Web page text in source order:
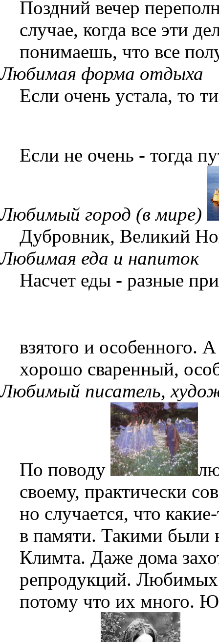
Поздний вечер
случае, когда все эти
понимаешь, что все
Любимая форма отдыха
Если очень устала, то
Если не очень - тогда
Любимый город (в мире)
Дубровник, Великий
Любимая еда и напиток
Насчет еды - разные
взятого и особенного.
хорошо сваренный,
Любимый писатель,
По поводу
своему, практически
но случается, что
в памяти. Такими были
Климта. Даже дома
репродукций. Любимых
потому что их много.